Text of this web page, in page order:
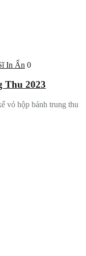
In Ấn 0
Thu 2023
vỏ hộp bánh trung thu